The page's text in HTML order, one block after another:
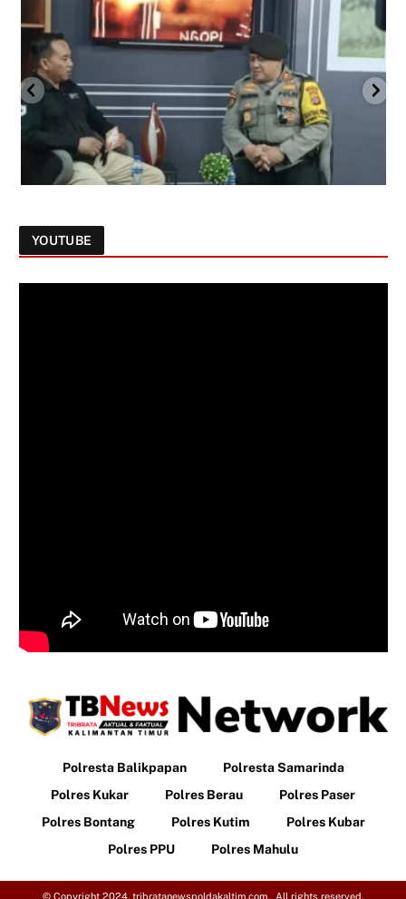
YOUTUBE
Polresta Balikpapan
Polresta Samarinda
Polres Kukar
Polres Berau
Polres Paser
Polres Bontang
Polres Kutim
Polres Kubar
Polres PPU
Polres Mahulu
© Copyright 2024. tribratanewspoldakaltim.com. All rights reserved.